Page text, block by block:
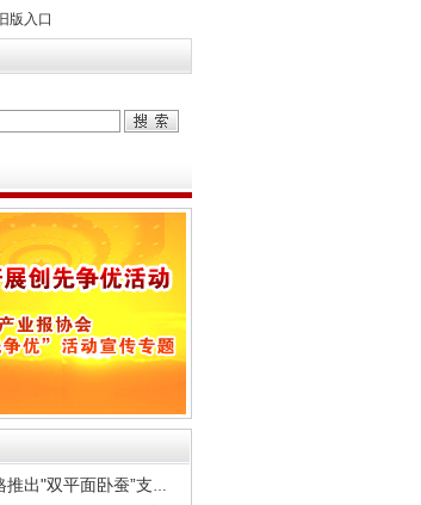
旧版入口
北京子彦丽格推出"双平面卧蚕”支架技术，王子